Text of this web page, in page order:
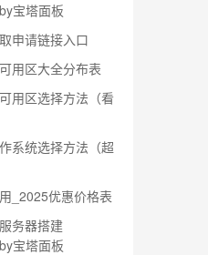
宝塔面板
申请链接入口
用区大全分布表
用区选择方法（看
系统选择方法（超
_2025优惠价格表
务器搭建
宝塔面板